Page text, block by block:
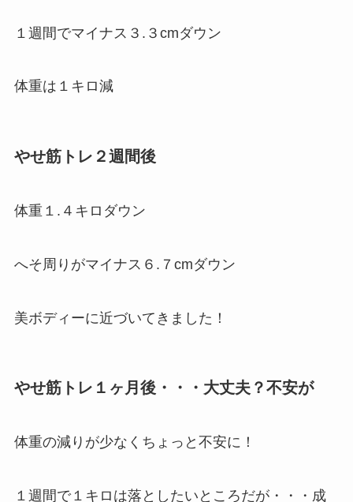
１週間でマイナス３.３cmダウン
体重は１キロ減
やせ筋トレ２週間後
体重１.４キロダウン
へそ周りがマイナス６.７cmダウン
美ボディーに近づいてきました！
やせ筋トレ１ヶ月後・・・大丈夫？不安が
体重の減りが少なくちょっと不安に！
１週間で１キロは落としたいところだが・・・成